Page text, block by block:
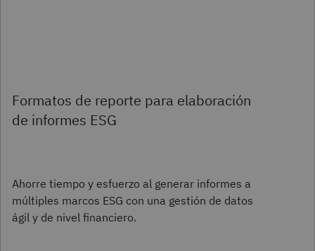
Formatos de reporte para elaboración
de informes ESG
Ahorre tiempo y esfuerzo al generar informes a
múltiples marcos ESG con una gestión de datos
ágil y de nivel financiero.